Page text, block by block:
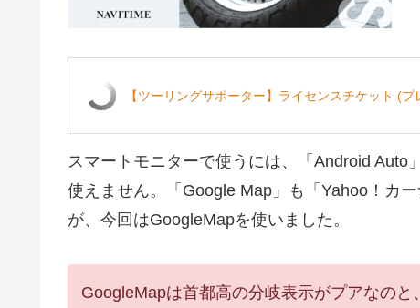
【ツーリングサポーター】ライセンスチケット (
スマートモニターで使うには、「Android Auto
使えません。「Google Map」も「Yahoo！カ
が、今回はGoogleMapを使いました。
GoogleMapは首都高の分岐表示がプアなの